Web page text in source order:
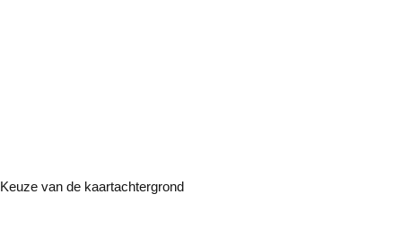
Keuze van de kaartachtergrond